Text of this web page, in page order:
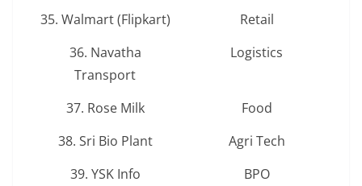
35. Walmart (Flipkart)
Retail
36. Navatha
Transport
Logistics
37. Rose Milk
Food
38. Sri Bio Plant
Agri Tech
39. YSK Info
BPO